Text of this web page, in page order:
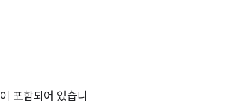
이 포함되어 있습니